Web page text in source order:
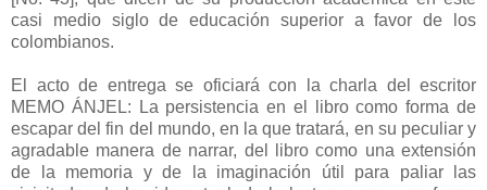
casi medio siglo de educación superior a favor de los
colombianos.
El acto de entrega se oficiará con la charla del escritor
MEMO ÁNJEL: La persistencia en el libro como forma de
escapar del fin del mundo, en la que tratará, en su peculiar y
agradable manera de narrar, del libro como una extensión
de la memoria y de la imaginación útil para paliar las